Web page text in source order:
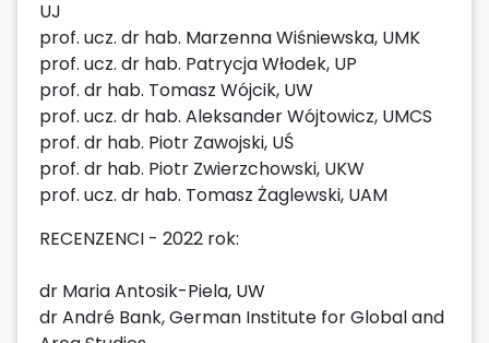
UJ
prof. ucz. dr hab. Marzenna Wiśniewska, UMK
prof. ucz. dr hab. Patrycja Włodek, UP
prof. dr hab. Tomasz Wójcik, UW
prof. ucz. dr hab. Aleksander Wójtowicz, UMCS
prof. dr hab. Piotr Zawojski, UŚ
prof. dr hab. Piotr Zwierzchowski, UKW
prof. ucz. dr hab. Tomasz Żaglewski, UAM
RECENZENCI - 2022 rok:
dr Maria Antosik-Piela, UW
dr André Bank, German Institute for Global and